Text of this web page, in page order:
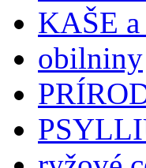
KAŠE
obilniny